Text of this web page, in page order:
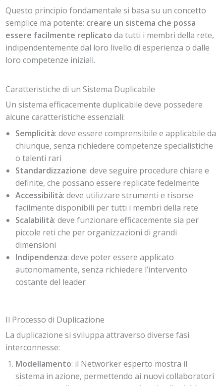
Questo principio fondamentale si basa su un concetto
semplice ma potente: creare un sistema che possa
essere facilmente replicato da tutti i membri della rete,
indipendentemente dal loro livello di esperienza o dalle
loro competenze iniziali.
Caratteristiche di un Sistema Duplicabile
Un sistema efficacemente duplicabile deve possedere
alcune caratteristiche essenziali:
Semplicità: deve essere comprensibile e applicabile da
chiunque, senza richiedere competenze specialistiche
o talenti rari
Standardizzazione: deve seguire procedure chiare e
definite, che possano essere replicate fedelmente
Accessibilità: deve utilizzare strumenti e risorse
facilmente disponibili per tutti i membri della rete
Scalabilità: deve funzionare efficacemente sia per
piccole reti che per organizzazioni di grandi
dimensioni
Indipendenza: deve poter essere applicato
autonomamente, senza richiedere l’intervento
costante del leader
Il Processo di Duplicazione
La duplicazione si sviluppa attraverso diverse fasi
interconnesse:
Modellamento: il Networker esperto mostra il
sistema in azione, permettendo ai nuovi collaboratori